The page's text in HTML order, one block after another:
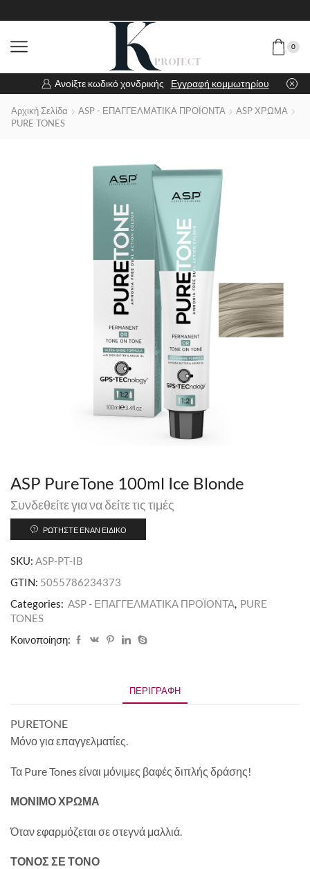
0
Ανοίξτε κωδικό χονδρικής Εγγραφή κομμωτηρίου
Αρχική Σελίδα ASP - ΕΠΑΓΓΕΛΜΑΤΙΚΑ ΠΡΟΪΟΝΤΑ
ASP ΧΡΩΜΑ
PURE TONES
ASP PureTone 100ml Ice Blonde
Συνδεθείτε για να δείτε τις τιμές
ΡΩΤΉΣΤΕ ΈΝΑΝ ΕΙΔΙΚΌ
SKU: ASP-PT-IB
GTIN: 5055786234373
Categories: ASP - ΕΠΑΓΓΕΛΜΑΤΙΚΑ ΠΡΟΪΟΝΤΑ, PURE
TONES
Κοινοποίηση:
ΠΕΡΙΓΡΑΦΉ
PURETONE
Μόνο για επαγγελματίες.
Τα Pure Tones είναι μόνιμες βαφές διπλής δράσης!
ΜΟΝΙΜΟ ΧΡΩΜΑ
Όταν εφαρμόζεται σε στεγνά μαλλιά.
ΤΟΝΟΣ ΣΕ ΤΟΝΟ